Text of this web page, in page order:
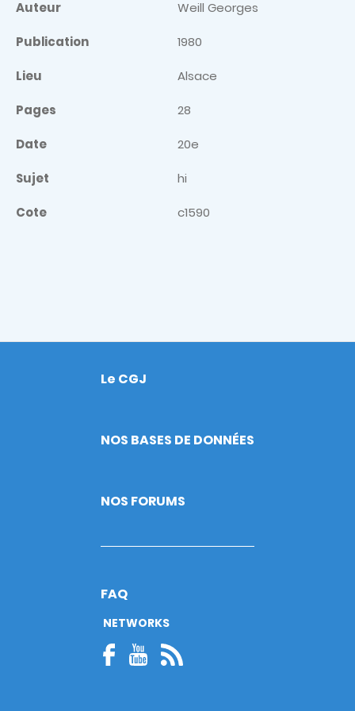
Auteur Weill Georges
Publication 1980
Lieu Alsace
Pages 28
Date 20e
Sujet hi
Cote c1590
Footer
Le CGJ
NOS BASES DE DONNÉES
NOS FORUMS
FAQ
NETWORKS